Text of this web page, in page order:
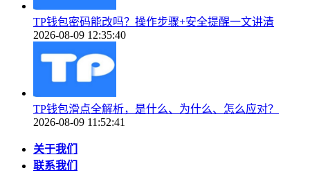
TP钱包密码能改吗？操作步骤+安全提醒一文讲清
2026-08-09 12:35:40
TP钱包滑点全解析，是什么、为什么、怎么应对？
2026-08-09 11:52:41
关于我们
联系我们